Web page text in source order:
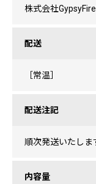
株式会社
配送
［常温］
配送注記
順次発送いたしま
内容量